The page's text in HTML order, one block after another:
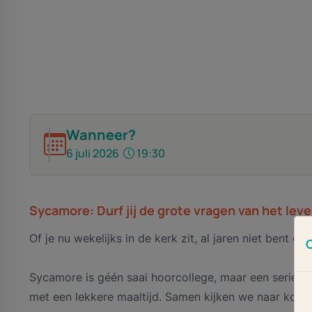
Wanneer?
6 juli 2026 19:30
Sycamore: Durf jij de grote vragen van het
Of je nu wekelijks in de kerk zit, al jaren niet bent
Sycamore is géén saai hoorcollege, maar een serie
met een lekkere maaltijd. Samen kijken we naar